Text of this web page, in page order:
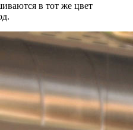
в тот же цвет